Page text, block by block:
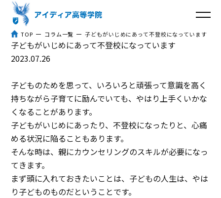
アイディア高等学院とは
３つのポイント
体験談
入学までの流れ
よくあるご質問
TOP コラム一覧 子どもがいじめにあって不登校になっています
子どもがいじめにあって不登校になっています
2023.07.26
子どものためを思って、いろいろと頑張って意識を高く
持ちながら子育てに励んでいても、やはり上手くいかな
くなることがあります。
子どもがいじめにあったり、不登校になったりと、心痛
める状況に陥ることもあります。
そんな時は、親にカウンセリングのスキルが必要になっ
てきます。
まず頭に入れておきたいことは、子どもの人生は、やは
り子どものものだということです。